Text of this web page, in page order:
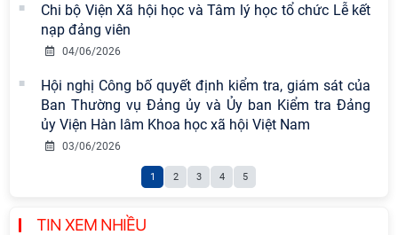
Chi bộ Viện Xã hội học và Tâm lý học tổ chức Lễ kết
nạp đảng viên
04/06/2026
Hội nghị Công bố quyết định kiểm tra, giám sát của
Ban Thường vụ Đảng ủy và Ủy ban Kiểm tra Đảng
ủy Viện Hàn lâm Khoa học xã hội Việt Nam
03/06/2026
1 2 3 4 5
TIN XEM NHIỀU
Tọa đàm Giao lưu chuyên đề về
những kinh nghiệm quan trọng của
Cộng sản Việt Nam trong lãnh đạo
sự nghiệp xây dựng chủ nghĩa xã hội
Hội nghị Lãnh đạo Viện Hàn lâm
Khoa học xã hội Việt Nam làm việc
với Ban Chủ nhiệm các Chương trình
cấp Bộ